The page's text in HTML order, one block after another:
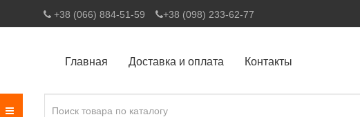
+38 (066) 884-51-59 +38 (098) 233-62-77
Главная Доставка и оплата Контакты